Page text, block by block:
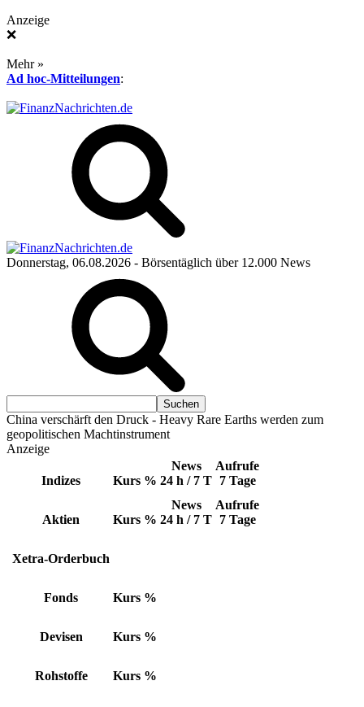
Anzeige
❌
Mehr »
Ad hoc-Mitteilungen:
Donnerstag, 06.08.2026 - Börsentäglich über 12.000 News
China verschärft den Druck - Heavy Rare Earths werden zum
geopolitischen Machtinstrument
Anzeige
Indizes Kurs %
News
24 h / 7 T
Aufrufe
7 Tage
Aktien Kurs %
News
24 h / 7 T
Aufrufe
7 Tage
Xetra-Orderbuch
Fonds Kurs %
Devisen Kurs %
Rohstoffe Kurs %